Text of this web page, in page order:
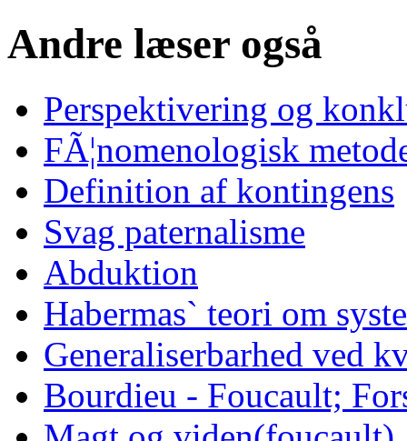
Andre læser også
Perspektivering og
FÃ¦nomenologisk
Definition af kontingens
Svag paternalisme
Abduktion
Habermas` teori om
Generaliserbarhed ved
Bourdieu - Foucault;